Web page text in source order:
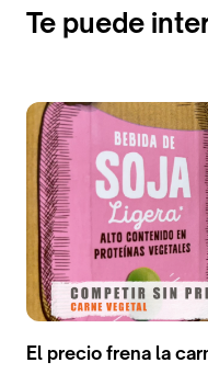
Te puede
El precio frena la